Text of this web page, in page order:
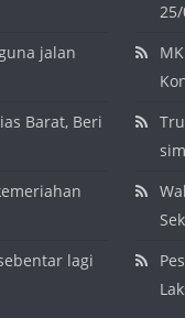
jalan
Barat, Beri
lagi